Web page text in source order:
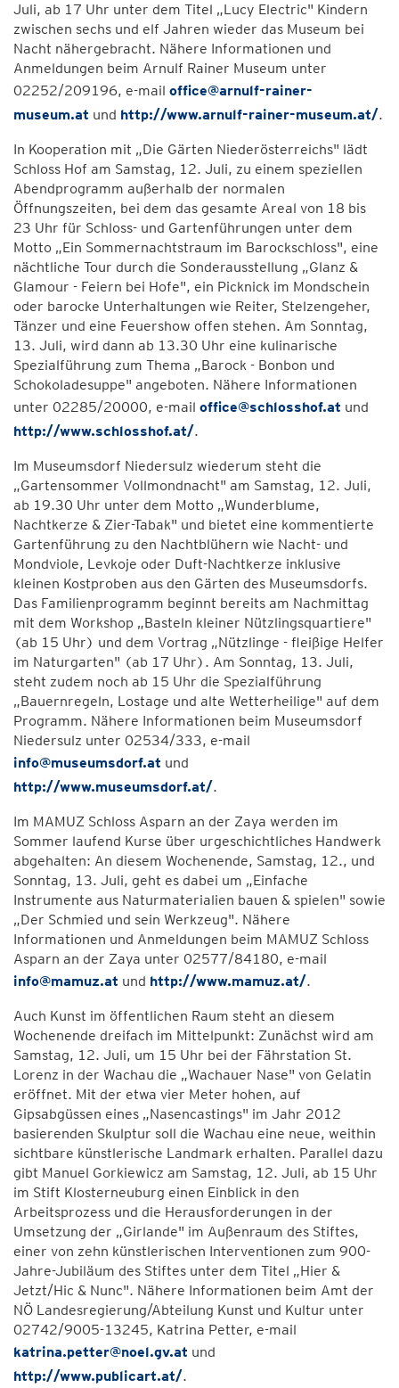
Juli, ab 17 Uhr unter dem Titel „Lucy Electric" Kindern
zwischen sechs und elf Jahren wieder das Museum bei
Nacht nähergebracht. Nähere Informationen und
Anmeldungen beim Arnulf Rainer Museum unter
02252/209196, e-mail office@arnulf-rainer-
museum.at und http://www.arnulf-rainer-museum.at/.
In Kooperation mit „Die Gärten Niederösterreichs" lädt
Schloss Hof am Samstag, 12. Juli, zu einem speziellen
Abendprogramm außerhalb der normalen
Öffnungszeiten, bei dem das gesamte Areal von 18 bis
23 Uhr für Schloss- und Gartenführungen unter dem
Motto „Ein Sommernachtstraum im Barockschloss", eine
nächtliche Tour durch die Sonderausstellung „Glanz &
Glamour - Feiern bei Hofe", ein Picknick im Mondschein
oder barocke Unterhaltungen wie Reiter, Stelzengeher,
Tänzer und eine Feuershow offen stehen. Am Sonntag,
13. Juli, wird dann ab 13.30 Uhr eine kulinarische
Spezialführung zum Thema „Barock - Bonbon und
Schokoladesuppe" angeboten. Nähere Informationen
unter 02285/20000, e-mail office@schlosshof.at und
http://www.schlosshof.at/.
Im Museumsdorf Niedersulz wiederum steht die
„Gartensommer Vollmondnacht" am Samstag, 12. Juli,
ab 19.30 Uhr unter dem Motto „Wunderblume,
Nachtkerze & Zier-Tabak" und bietet eine kommentierte
Gartenführung zu den Nachtblühern wie Nacht- und
Mondviole, Levkoje oder Duft-Nachtkerze inklusive
kleinen Kostproben aus den Gärten des Museumsdorfs.
Das Familienprogramm beginnt bereits am Nachmittag
mit dem Workshop „Basteln kleiner Nützlingsquartiere"
(ab 15 Uhr) und dem Vortrag „Nützlinge - fleißige Helfer
im Naturgarten" (ab 17 Uhr). Am Sonntag, 13. Juli,
steht zudem noch ab 15 Uhr die Spezialführung
„Bauernregeln, Lostage und alte Wetterheilige" auf dem
Programm. Nähere Informationen beim Museumsdorf
Niedersulz unter 02534/333, e-mail
info@museumsdorf.at und
http://www.museumsdorf.at/.
Im MAMUZ Schloss Asparn an der Zaya werden im
Sommer laufend Kurse über urgeschichtliches Handwerk
abgehalten: An diesem Wochenende, Samstag, 12., und
Sonntag, 13. Juli, geht es dabei um „Einfache
Instrumente aus Naturmaterialien bauen & spielen" sowie
„Der Schmied und sein Werkzeug". Nähere
Informationen und Anmeldungen beim MAMUZ Schloss
Asparn an der Zaya unter 02577/84180, e-mail
info@mamuz.at und http://www.mamuz.at/.
Auch Kunst im öffentlichen Raum steht an diesem
Wochenende dreifach im Mittelpunkt: Zunächst wird am
Samstag, 12. Juli, um 15 Uhr bei der Fährstation St.
Lorenz in der Wachau die „Wachauer Nase" von Gelatin
eröffnet. Mit der etwa vier Meter hohen, auf
Gipsabgüssen eines „Nasencastings" im Jahr 2012
basierenden Skulptur soll die Wachau eine neue, weithin
sichtbare künstlerische Landmark erhalten. Parallel dazu
gibt Manuel Gorkiewicz am Samstag, 12. Juli, ab 15 Uhr
im Stift Klosterneuburg einen Einblick in den
Arbeitsprozess und die Herausforderungen in der
Umsetzung der „Girlande" im Außenraum des Stiftes,
einer von zehn künstlerischen Interventionen zum 900-
Jahre-Jubiläum des Stiftes unter dem Titel „Hier &
Jetzt/Hic & Nunc". Nähere Informationen beim Amt der
NÖ Landesregierung/Abteilung Kunst und Kultur unter
02742/9005-13245, Katrina Petter, e-mail
katrina.petter@noel.gv.at und
http://www.publicart.at/.